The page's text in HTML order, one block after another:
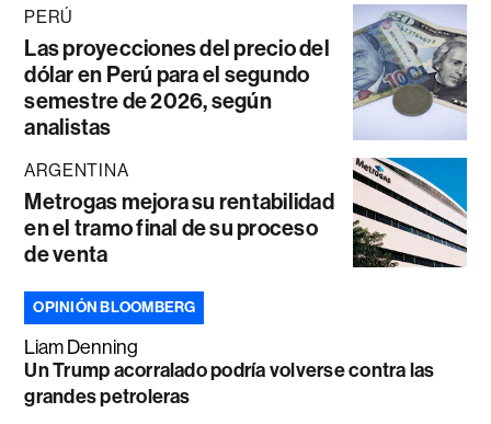
PERÚ
Las proyecciones del precio del
dólar en Perú para el segundo
semestre de 2026, según
analistas
ARGENTINA
Metrogas mejora su rentabilidad
en el tramo final de su proceso
de venta
OPINIÓN BLOOMBERG
Liam Denning
Un Trump acorralado podría volverse contra las
grandes petroleras